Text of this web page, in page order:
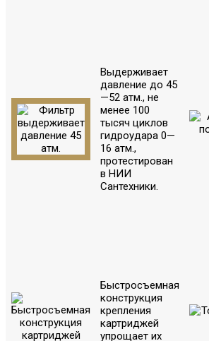
Выдерживает
давление до 45
—52 атм., не
менее 100
тысяч циклов
гидроудара 0—
16 атм.,
протестирован
в НИИ
Сантехники.
Быстросъемная
конструкция
крепления
картриджей
упрощает их